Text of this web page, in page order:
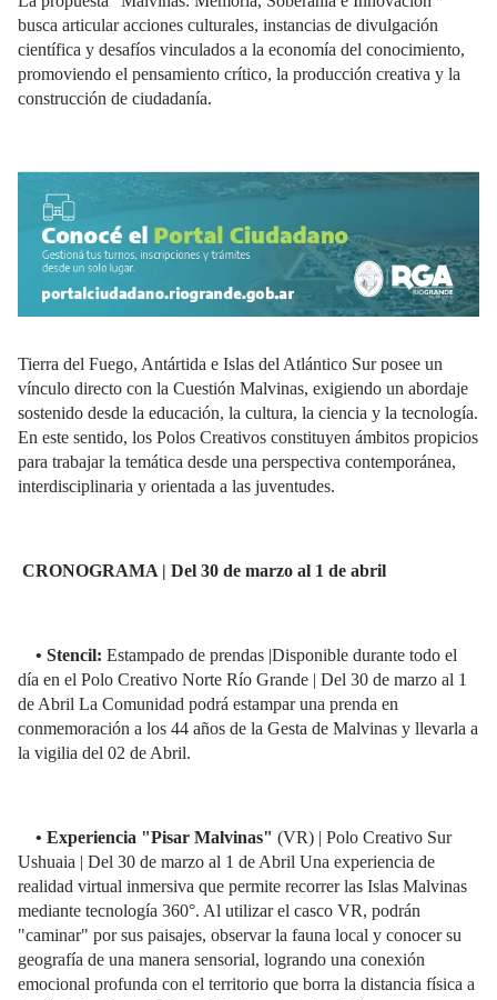
busca articular acciones culturales, instancias de divulgación
científica y desafíos vinculados a la economía del conocimiento,
promoviendo el pensamiento crítico, la producción creativa y la
construcción de ciudadanía.
Tierra del Fuego, Antártida e Islas del Atlántico Sur posee un
vínculo directo con la Cuestión Malvinas, exigiendo un abordaje
sostenido desde la educación, la cultura, la ciencia y la tecnología.
En este sentido, los Polos Creativos constituyen ámbitos propicios
para trabajar la temática desde una perspectiva contemporánea,
interdisciplinaria y orientada a las juventudes.
CRONOGRAMA | Del 30 de marzo al 1 de abril
• Stencil: Estampado de prendas |Disponible durante todo el
día en el Polo Creativo Norte Río Grande | Del 30 de marzo al 1
de Abril La Comunidad podrá estampar una prenda en
conmemoración a los 44 años de la Gesta de Malvinas y llevarla a
la vigilia del 02 de Abril.
• Experiencia "Pisar Malvinas" (VR) | Polo Creativo Sur
Ushuaia | Del 30 de marzo al 1 de Abril Una experiencia de
realidad virtual inmersiva que permite recorrer las Islas Malvinas
mediante tecnología 360°. Al utilizar el casco VR, podrán
"caminar" por sus paisajes, observar la fauna local y conocer su
geografía de una manera sensorial, logrando una conexión
emocional profunda con el territorio que borra la distancia física a